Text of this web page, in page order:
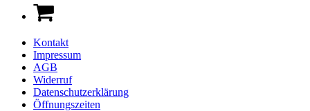
Kontakt
Impressum
AGB
Widerruf
Datenschutzerklärung
Öffnungszeiten